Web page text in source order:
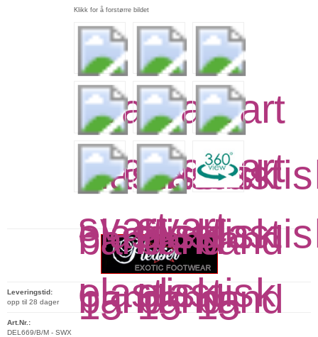
Klikk for å forstørre bildet
Leveringstid:
opp til 28 dager
Art.Nr.:
DEL669/B/M - SWX